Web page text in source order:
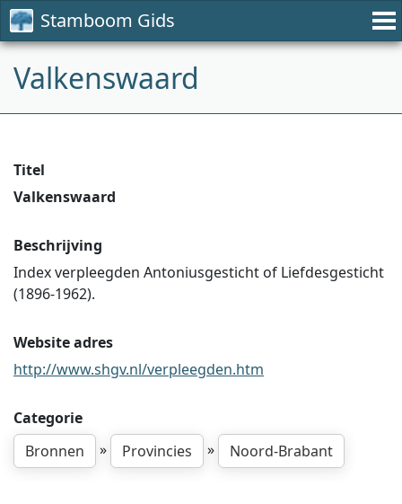
Stamboom Gids
Valkenswaard
Titel
Valkenswaard
Beschrijving
Index verpleegden Antoniusgesticht of Liefdesgesticht
(1896-1962).
Website adres
http://www.shgv.nl/verpleegden.htm
Categorie
Bronnen
» Provincies » Noord-Brabant